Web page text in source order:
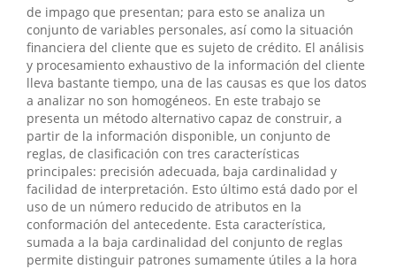
de impago que presentan; para esto se analiza un
conjunto de variables personales, así como la situación
financiera del cliente que es sujeto de crédito. El análisis
y procesamiento exhaustivo de la información del cliente
lleva bastante tiempo, una de las causas es que los datos
a analizar no son homogéneos. En este trabajo se
presenta un método alternativo capaz de construir, a
partir de la información disponible, un conjunto de
reglas, de clasificación con tres características
principales: precisión adecuada, baja cardinalidad y
facilidad de interpretación. Esto último está dado por el
uso de un número reducido de atributos en la
conformación del antecedente. Esta característica,
sumada a la baja cardinalidad del conjunto de reglas
permite distinguir patrones sumamente útiles a la hora